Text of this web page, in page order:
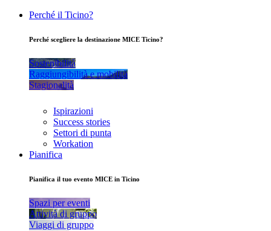
Perché il Ticino?
Perché scegliere la destinazione MICE Ticino?
Sostenibilità
Raggiungibilità e mobilità
Stagionalità
Ispirazioni
Success stories
Settori di punta
Workation
Pianifica
Pianifica il tuo evento MICE in Ticino
Spazi per eventi
Attività di gruppo
Viaggi di gruppo